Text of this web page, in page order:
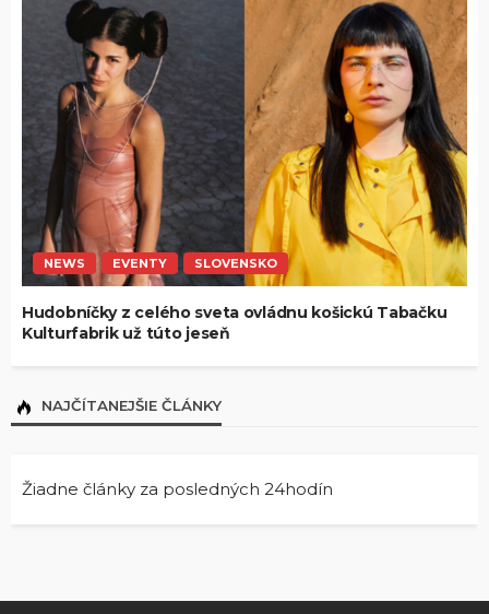
NEWS EVENTY SLOVENSKO
Hudobníčky z celého sveta ovládnu košickú Tabačku
Kulturfabrik už túto jeseň
NAJČÍTANEJŠIE ČLÁNKY
Žiadne články za posledných 24hodín